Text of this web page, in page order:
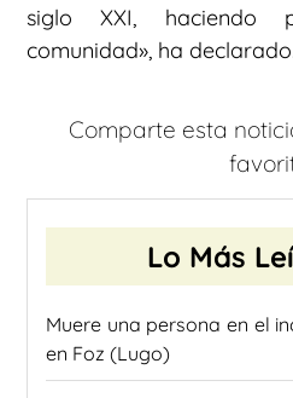
siglo XXI, haciendo
comunidad», ha
Comparte esta
Lo Más
Muere una persona en el
en Foz (Lugo)